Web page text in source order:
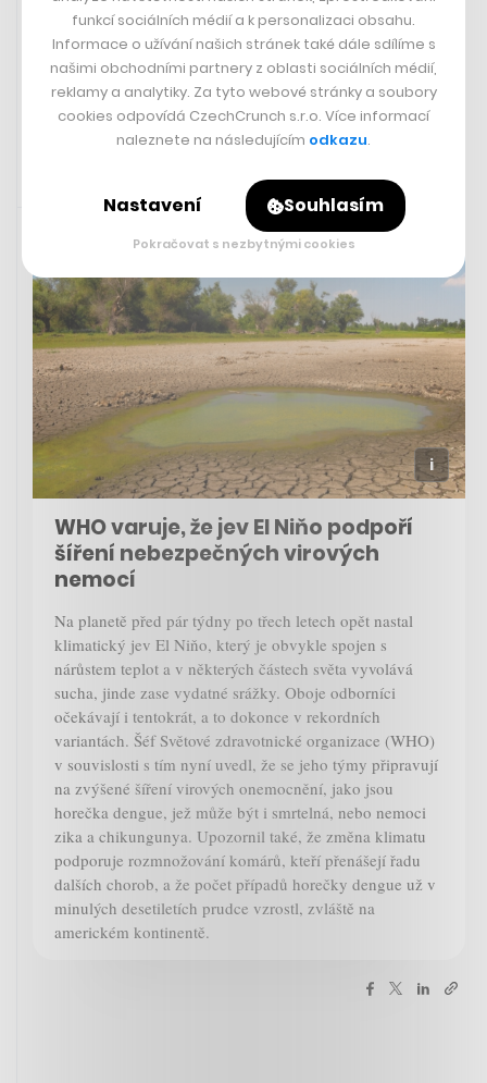
Embracer uvedl, že za příležitost pracovat s legendárním
světem J. R. R. Tolkiena dal 395 milionů dolarů.
Variety
22. 6. 2023 07:56 Rychlá zpráva
WHO varuje, že jev El Niňo podpoří
šíření nebezpečných virových
nemocí
Na planetě před pár týdny po třech letech opět nastal
klimatický jev El Niňo, který je obvykle spojen s
nárůstem teplot a v některých částech světa vyvolává
sucha, jinde zase vydatné srážky. Oboje odborníci
očekávají i tentokrát, a to dokonce v rekordních
variantách. Šéf Světové zdravotnické organizace (WHO)
v souvislosti s tím nyní uvedl, že se jeho týmy připravují
na zvýšené šíření virových onemocnění, jako jsou
horečka dengue, jež může být i smrtelná, nebo nemoci
zika a chikungunya. Upozornil také, že změna klimatu
podporuje rozmnožování komárů, kteří přenášejí řadu
dalších chorob, a že počet případů horečky dengue už v
minulých desetiletích prudce vzrostl, zvláště na
americkém kontinentě.
funkcí sociálních médií a k personalizaci obsahu.
Informace o užívání našich stránek také dále sdílíme s
našimi obchodními partnery z oblasti sociálních médií,
reklamy a analytiky. Za tyto webové stránky a soubory
cookies odpovídá CzechCrunch s.r.o. Více informací
naleznete na následujícím odkazu.
Nastavení Souhlasím
Pokračovat s nezbytnými cookies